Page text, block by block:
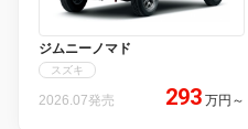
ジムニーノマド
スズキ
2026.07発売 293 万円 ～